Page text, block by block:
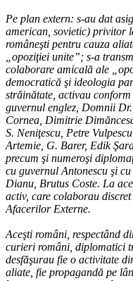
Pe plan extern: s-au dat
american, sovietic) privitor
româneşti pentru cauza
„opoziţiei unite”; s-a
colaborare amicală ale
democratică şi ideologia
străinătate, activau
guvernul englez, Domnii
Cornea, Dimitrie
S. Neniţescu, Petre
Artemie, G. Barer, Edik
precum şi numeroşi
cu guvernul Antonescu şi
Dianu, Brutus Coste. La
activ, care colaborau
Afacerilor Externe.
Aceşti români, respectând
curieri români, diplomatici
desfăşurau fie o activitate
aliate, fie propagandă pe